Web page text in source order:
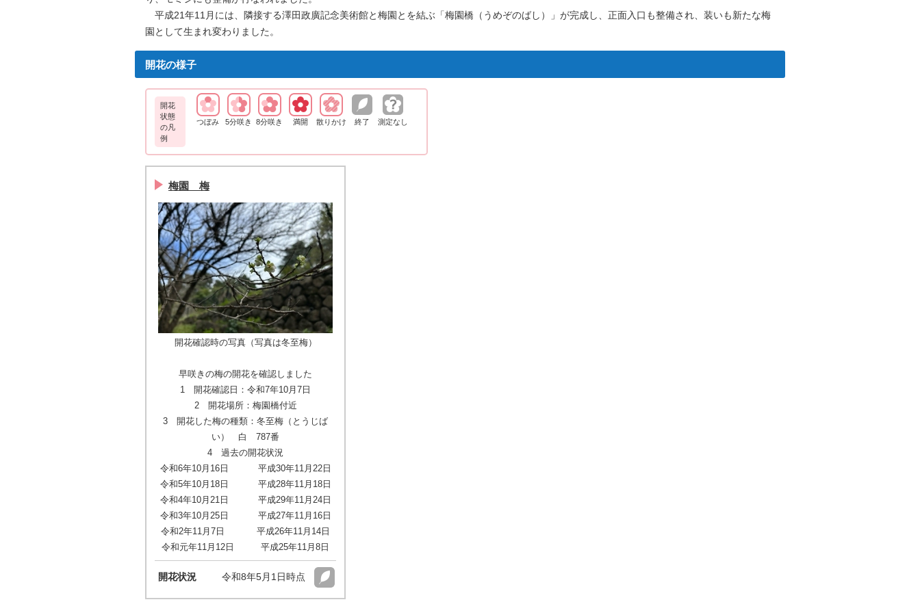
平成21年11月には、隣接する澤田政廣記念美術館と梅園とを結ぶ「梅園橋（うめぞのばし）」が完成し、正面入口も整備され、装いも新たな梅
園として生まれ変わりました。
開花の様子
開花
状態
の凡
例
つぼみ 5分咲き 8分咲き 満開 散りかけ 終了 測定なし
梅園 梅
開花確認時の写真（写真は冬至梅）
早咲きの梅の開花を確認しました
1 開花確認日：令和7年10月7日
2 開花場所：梅園橋付近
3 開花した梅の種類：冬至梅（とうじば
い） 白 787番
4 過去の開花状況
令和6年10月16日 平成30年11月22日
令和5年10月18日 平成28年11月18日
令和4年10月21日 平成29年11月24日
令和3年10月25日 平成27年11月16日
令和2年11月7日 平成26年11月14日
令和元年11月12日 平成25年11月8日
開花状況 令和8年5月1日時点